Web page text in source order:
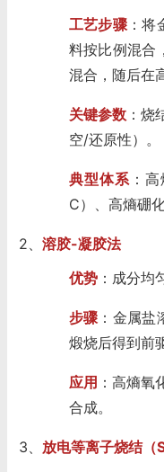
工艺步骤：将
料按比例混合
混合，随后在
关键参数：烧
空/还原性）。
典型体系 ：
C）、高熵硼
2、 溶胶-凝胶法
优势：成分均
步骤：金属盐
煅烧后得到前
应用 ：高熵氧
合成。
3、 放电等离子烧结（